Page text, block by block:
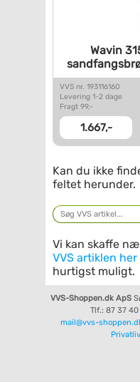
Wavin
VVS nr. 193116160
Levering 1-2 dage
Fragt 99,-
1.667,-
Kan du ikke
feltet herunder.
Vi kan skaffe
VVS artiklen her
hurtigst muligt.
VVS-Shoppen.dk ApS
Tlf.: 87 37
mail@vvs-